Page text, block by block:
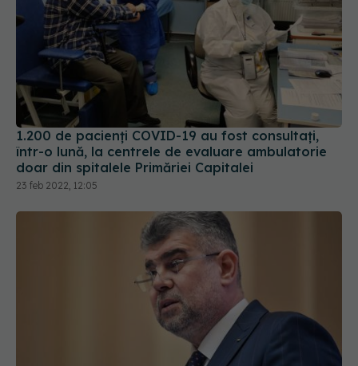
1.200 de pacienți COVID-19 au fost consultați,
într-o lună, la centrele de evaluare ambulatorie
doar din spitalele Primăriei Capitalei
23 feb 2022, 12:05